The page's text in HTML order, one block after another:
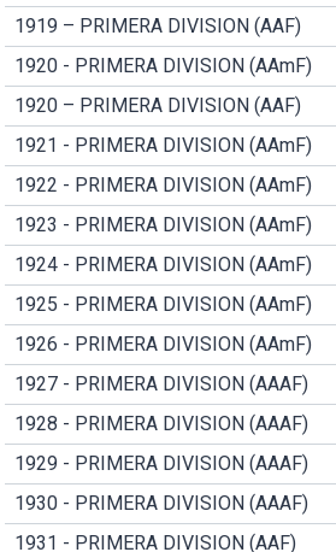
1919 – PRIMERA DIVISION (AAF)
1920 - PRIMERA DIVISION (AAmF)
1920 – PRIMERA DIVISION (AAF)
1921 - PRIMERA DIVISION (AAmF)
1922 - PRIMERA DIVISION (AAmF)
1923 - PRIMERA DIVISION (AAmF)
1924 - PRIMERA DIVISION (AAmF)
1925 - PRIMERA DIVISION (AAmF)
1926 - PRIMERA DIVISION (AAmF)
1927 - PRIMERA DIVISION (AAAF)
1928 - PRIMERA DIVISION (AAAF)
1929 - PRIMERA DIVISION (AAAF)
1930 - PRIMERA DIVISION (AAAF)
1931 - PRIMERA DIVISION (AAF)